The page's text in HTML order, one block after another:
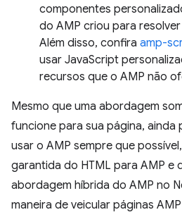
componentes
do AMP criou para
Além disso, confira amp-
usar JavaScript
recursos que o AMP não
Mesmo que uma abordagem
funcione para sua página, ainda
usar o AMP sempre que
garantida do HTML para AMP e
abordagem híbrida do AMP no
maneira de veicular páginas